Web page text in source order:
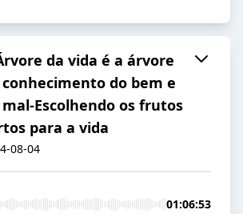
da vida é a árvore
do bem e
Escolhendo os frutos
para a vida
08-04
01:06:53